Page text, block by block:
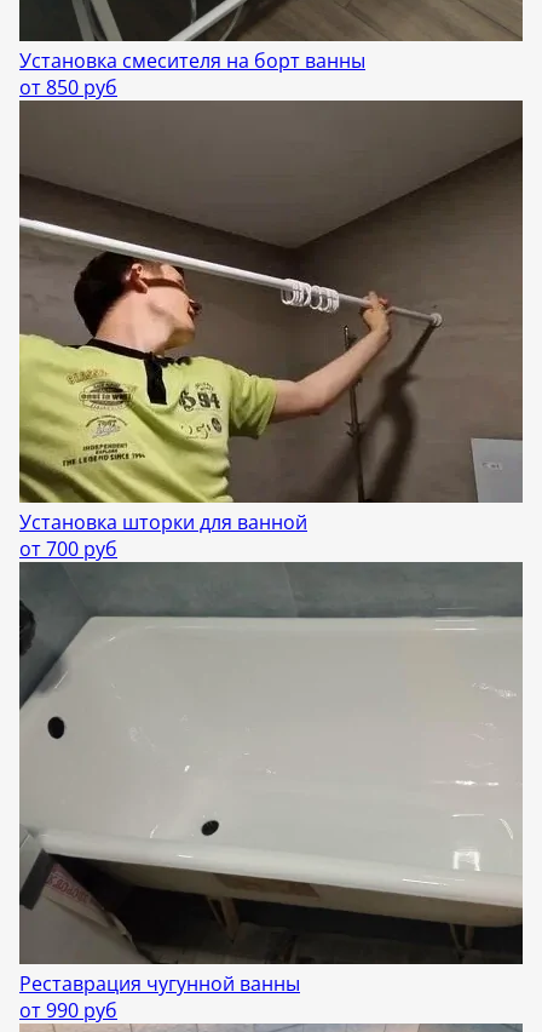
Установка смесителя на борт ванны
от 850 руб
Установка шторки для ванной
от 700 руб
Реставрация чугунной ванны
от 990 руб